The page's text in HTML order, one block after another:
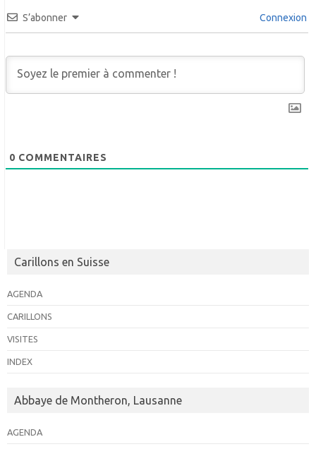
S’abonner Connexion
0 COMMENTAIRES
Carillons en Suisse
AGENDA
CARILLONS
VISITES
INDEX
Abbaye de Montheron, Lausanne
AGENDA